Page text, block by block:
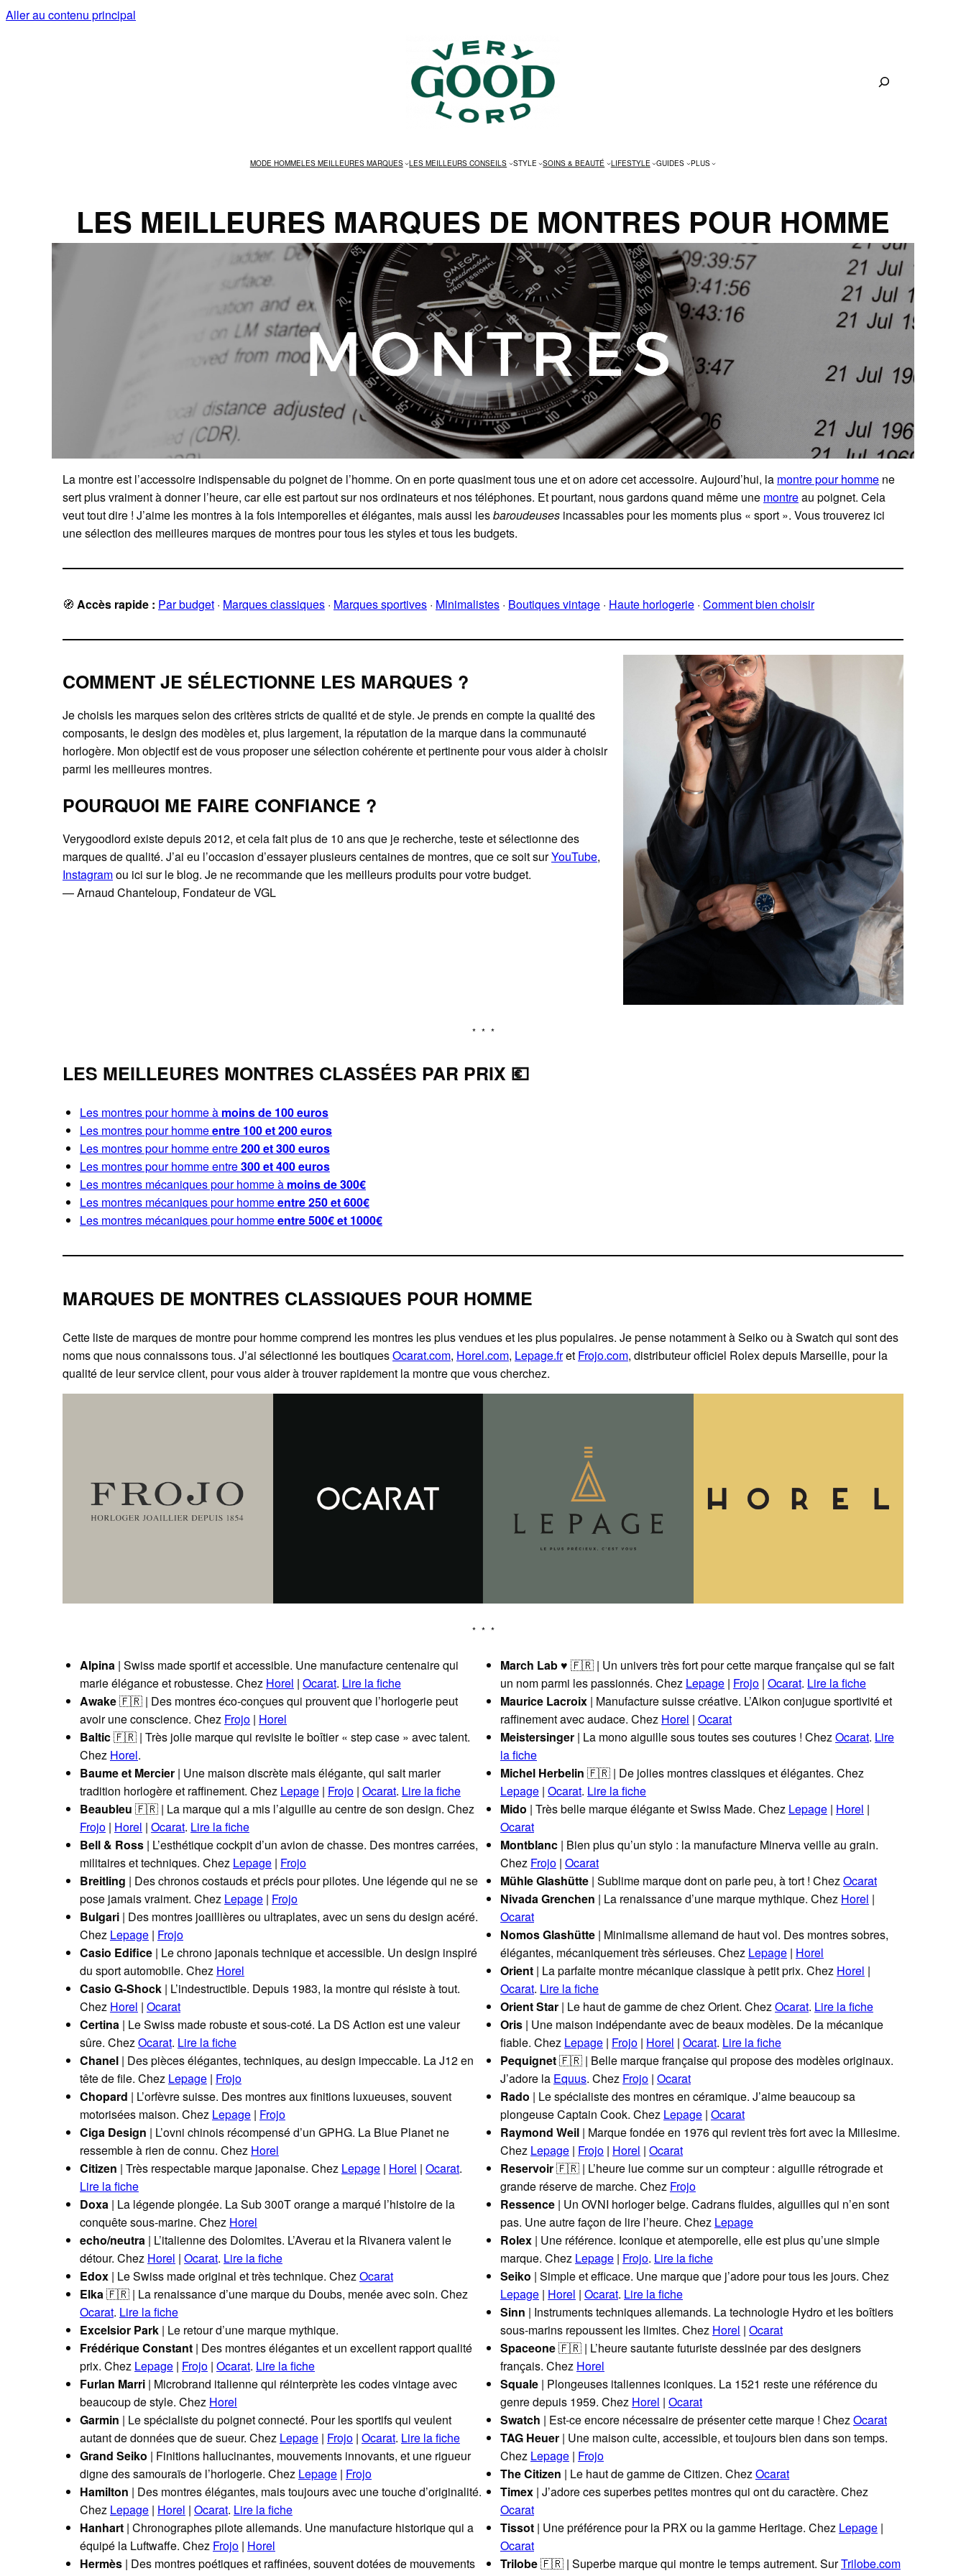
Aller au contenu principal
MODE HOMMELES MEILLEURES MARQUES LES MEILLEURS CONSEILS STYLE SOINS & BEAUTÉ LIFESTYLE GUIDES PLUS
LES MEILLEURES MARQUES DE MONTRES POUR HOMME
La montre est l’accessoire indispensable du poignet de l’homme. On en porte quasiment tous une et on adore cet accessoire. Aujourd’hui, la montre pour homme ne
sert plus vraiment à donner l’heure, car elle est partout sur nos ordinateurs et nos téléphones. Et pourtant, nous gardons quand même une montreau poignet. Cela
veut tout dire ! J’aime les montres à la fois intemporelles et élégantes, mais aussi lesbaroudeuses incassables pour les moments plus « sport ». Vous trouverez ici
une sélection des meilleures marques de montres pour tous les styles et tous les budgets.
🧭 Accès rapide : Par budget · Marques classiques · Marques sportives · Minimalistes · Boutiques vintage · Haute horlogerie · Comment bien choisir
COMMENT JE SÉLECTIONNE LES MARQUES ?
Je choisis les marques selon des critères stricts de qualité et de style. Je prends en compte la qualité des
composants, le design des modèles et, plus largement, la réputation de la marque dans la communauté
horlogère. Mon objectif est de vous proposer une sélection cohérente et pertinente pour vous aider à choisir
parmi les meilleures montres.
POURQUOI ME FAIRE CONFIANCE ?
Verygoodlord existe depuis 2012, et cela fait plus de 10 ans que je recherche, teste et sélectionne des
marques de qualité. J’ai eu l’occasion d’essayer plusieurs centaines de montres, que ce soit surYouTube,
Instagramou ici sur le blog. Je ne recommande que les meilleurs produits pour votre budget.
— Arnaud Chanteloup, Fondateur de VGL
LES MEILLEURES MONTRES CLASSÉES PAR PRIX 💶
Les montres pour homme à moins de 100 euros
Les montres pour hommeentre 100 et 200 euros
Les montres pour homme entre200 et 300 euros
Les montres pour homme entre300 et 400 euros
Les montres mécaniques pour homme à moins de 300€
Les montres mécaniques pour hommeentre 250 et 600€
Les montres mécaniques pour hommeentre 500€ et 1000€
MARQUES DE MONTRES CLASSIQUES POUR HOMME
Cette liste de marques de montre pour homme comprend les montres les plus vendues et les plus populaires. Je pense notamment à Seiko ou à Swatch qui sont des
noms que nous connaissons tous. J’ai sélectionné les boutiquesOcarat.com, Horel.com, Lepage.fret Frojo.com, distributeur officiel Rolex depuis Marseille, pour la
qualité de leur service client, pour vous aider à trouver rapidement la montre que vous cherchez.
Alpina | Swiss made sportif et accessible. Une manufacture centenaire qui
marie élégance et robustesse. Chez Horel | Ocarat. Lire la fiche
Awake🇫🇷 | Des montres éco-conçues qui prouvent que l’horlogerie peut
avoir une conscience. Chez Frojo | Horel
Baltic🇫🇷 | Très jolie marque qui revisite le boîtier « step case » avec talent.
Chez Horel.
Baume et Mercier | Une maison discrète mais élégante, qui sait marier
tradition horlogère et raffinement. Chez Lepage | Frojo | Ocarat. Lire la fiche
Beaubleu 🇫🇷 | La marque qui a mis l’aiguille au centre de son design. Chez
Frojo | Horel | Ocarat. Lire la fiche
Bell & Ross | L’esthétique cockpit d’un avion de chasse. Des montres carrées,
militaires et techniques. Chez Lepage | Frojo
Breitling | Des chronos costauds et précis pour pilotes. Une légende qui ne se
pose jamais vraiment. Chez Lepage | Frojo
Bulgari | Des montres joaillières ou ultraplates, avec un sens du design acéré.
Chez Lepage | Frojo
Casio Edifice | Le chrono japonais technique et accessible. Un design inspiré
du sport automobile. Chez Horel
Casio G-Shock | L’indestructible. Depuis 1983, la montre qui résiste à tout.
Chez Horel | Ocarat
Certina | Le Swiss made robuste et sous-coté. La DS Action est une valeur
sûre. ChezOcarat. Lire la fiche
Chanel | Des pièces élégantes, techniques, au design impeccable. La J12 en
tête de file. Chez Lepage | Frojo
Chopard | L’orfèvre suisse. Des montres aux finitions luxueuses, souvent
motorisées maison. Chez Lepage | Frojo
Ciga Design | L’ovni chinois récompensé d’un GPHG. La Blue Planet ne
ressemble à rien de connu. Chez Horel
Citizen | Très respectable marque japonaise. Chez Lepage | Horel | Ocarat.
Lire la fiche
Doxa | La légende plongée. La Sub 300T orange a marqué l’histoire de la
conquête sous-marine. Chez Horel
echo/neutra | L’italienne des Dolomites. L’Averau et la Rivanera valent le
détour. Chez Horel | Ocarat. Lire la fiche
Edox | Le Swiss made original et très technique. ChezOcarat
Elka🇫🇷 | La renaissance d’une marque du Doubs, menée avec soin. Chez
Ocarat. Lire la fiche
Excelsior Park | Le retour d’une marque mythique.
Frédérique Constant | Des montres élégantes et un excellent rapport qualité
prix. Chez Lepage | Frojo | Ocarat. Lire la fiche
Furlan Marri | Microbrand italienne qui réinterprète les codes vintage avec
beaucoup de style. Chez Horel
Garmin | Le spécialiste du poignet connecté. Pour les sportifs qui veulent
autant de données que de sueur. Chez Lepage | Frojo | Ocarat. Lire la fiche
Grand Seiko | Finitions hallucinantes, mouvements innovants, et une rigueur
digne des samouraïs de l’horlogerie. Chez Lepage | Frojo
Hamilton | Des montres élégantes, mais toujours avec une touche d’originalité.
Chez Lepage | Horel | Ocarat. Lire la fiche
Hanhart | Chronographes pilote allemands. Une manufacture historique qui a
équipé la Luftwaffe. Chez Frojo | Horel
Hermès | Des montres poétiques et raffinées, souvent dotées de mouvements
March Lab♥ 🇫🇷 | Un univers très fort pour cette marque française qui se fait
un nom parmi les passionnés. Chez Lepage | Frojo | Ocarat. Lire la fiche
Maurice Lacroix | Manufacture suisse créative. L’Aikon conjugue sportivité et
raffinement avec audace. Chez Horel | Ocarat
Meistersinger | La mono aiguille sous toutes ses coutures ! ChezOcarat. Lire
la fiche
Michel Herbelin 🇫🇷 | De jolies montres classiques et élégantes. Chez
Lepage | Ocarat. Lire la fiche
Mido | Très belle marque élégante et Swiss Made. Chez Lepage | Horel |
Ocarat
Montblanc | Bien plus qu’un stylo : la manufacture Minerva veille au grain.
Chez Frojo | Ocarat
Mühle Glashütte | Sublime marque dont on parle peu, à tort ! ChezOcarat
Nivada Grenchen | La renaissance d’une marque mythique. Chez Horel |
Ocarat
Nomos Glashütte | Minimalisme allemand de haut vol. Des montres sobres,
élégantes, mécaniquement très sérieuses. Chez Lepage | Horel
Orient | La parfaite montre mécanique classique à petit prix. Chez Horel |
Ocarat. Lire la fiche
Orient Star | Le haut de gamme de chez Orient. ChezOcarat. Lire la fiche
Oris | Une maison indépendante avec de beaux modèles. De la mécanique
fiable. Chez Lepage | Frojo | Horel | Ocarat. Lire la fiche
Pequignet🇫🇷 | Belle marque française qui propose des modèles originaux.
J’adore la Equus. Chez Frojo | Ocarat
Rado | Le spécialiste des montres en céramique. J’aime beaucoup sa
plongeuse Captain Cook. Chez Lepage | Ocarat
Raymond Weil | Marque fondée en 1976 qui revient très fort avec la Millesime.
Chez Lepage | Frojo | Horel | Ocarat
Reservoir🇫🇷 | L’heure lue comme sur un compteur : aiguille rétrograde et
grande réserve de marche. Chez Frojo
Ressence | Un OVNI horloger belge. Cadrans fluides, aiguilles qui n’en sont
pas. Une autre façon de lire l’heure. Chez Lepage
Rolex | Une référence. Iconique et atemporelle, elle est plus qu’une simple
marque. Chez Lepage | Frojo. Lire la fiche
Seiko | Simple et efficace. Une marque que j’adore pour tous les jours. Chez
Lepage | Horel | Ocarat. Lire la fiche
Sinn | Instruments techniques allemands. La technologie Hydro et les boîtiers
sous-marins repoussent les limites. Chez Horel | Ocarat
Spaceone🇫🇷 | L’heure sautante futuriste dessinée par des designers
français. Chez Horel
Squale | Plongeuses italiennes iconiques. La 1521 reste une référence du
genre depuis 1959. Chez Horel | Ocarat
Swatch | Est-ce encore nécessaire de présenter cette marque ! ChezOcarat
TAG Heuer | Une maison culte, accessible, et toujours bien dans son temps.
Chez Lepage | Frojo
The Citizen | Le haut de gamme de Citizen. ChezOcarat
Timex | J’adore ces superbes petites montres qui ont du caractère. Chez
Ocarat
Tissot | Une préférence pour la PRX ou la gamme Heritage. Chez Lepage |
Ocarat
Trilobe🇫🇷 | Superbe marque qui montre le temps autrement. SurTrilobe.com